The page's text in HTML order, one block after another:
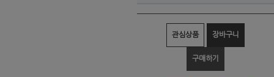
관심상품 장바구니
구매하기